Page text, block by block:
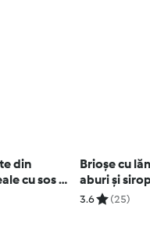
din
cu sos de
Brioșe cu
aburi și
citrice
3.6 (25)